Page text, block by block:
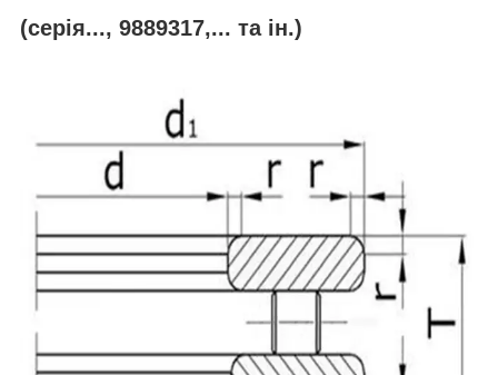
(серія..., 9889317,... та ін.)